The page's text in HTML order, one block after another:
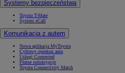
Systemy bezpieczeństwa
Toyota T-Mate
System eCall
Komunikacja z autem
Nowa aplikacja MyToyota
Cyfrowy opiekun auta
Usługi Connected
Płatne subskrypcje
Toyota Connectivity Match